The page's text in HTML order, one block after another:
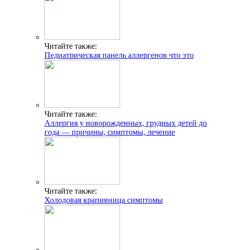
Читайте также:
Педиатрическая панель аллергенов что это
Читайте также:
Аллергия у новорожденных, грудных детей до
года — причины, симптомы, лечение
Читайте также:
Холодовая крапивница симптомы